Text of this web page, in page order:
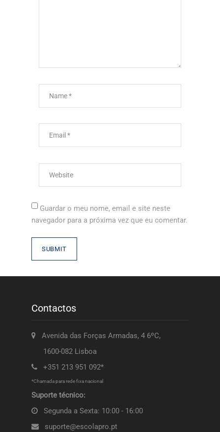
Guardar o meu nome, email e site neste
navegador para a próxima vez que eu comentar.
Contactos
Avenida das Forças Armadas, 4 6ºC,
1600-082 Lisboa
+351 213 951 092*
*Chamada para rede fixa nacional
Suporte técnico:
Segunda a Sexta: 10:00 - 16:00
suporte@escolapro.pt